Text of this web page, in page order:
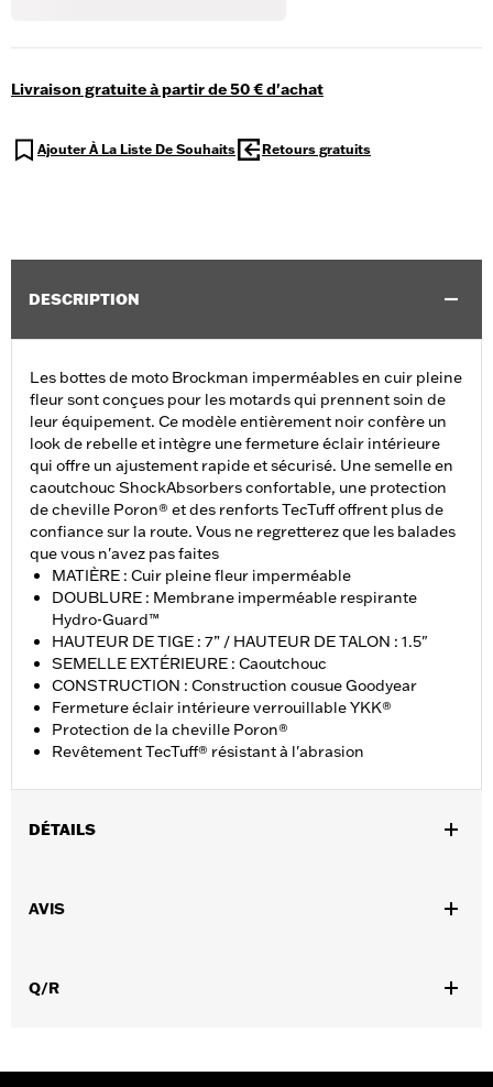
Livraison gratuite à partir de 50 € d'achat
Ajouter À La Liste De Souhaits Retours gratuits
DESCRIPTION
Les bottes de moto Brockman imperméables en cuir pleine
fleur sont conçues pour les motards qui prennent soin de
leur équipement. Ce modèle entièrement noir confère un
look de rebelle et intègre une fermeture éclair intérieure
qui offre un ajustement rapide et sécurisé. Une semelle en
caoutchouc ShockAbsorbers confortable, une protection
de cheville Poron® et des renforts TecTuff offrent plus de
confiance sur la route. Vous ne regretterez que les balades
que vous n'avez pas faites
MATIÈRE : Cuir pleine fleur imperméable
DOUBLURE : Membrane imperméable respirante
Hydro-Guard™
HAUTEUR DE TIGE : 7” / HAUTEUR DE TALON : 1.5"
SEMELLE EXTÉRIEURE : Caoutchouc
CONSTRUCTION : Construction cousue Goodyear
Fermeture éclair intérieure verrouillable YKK®
Protection de la cheville Poron®
Revêtement TecTuff® résistant à l'abrasion
DÉTAILS
Caractéristiques fonctionnelles:
TALON : 1.5"
AVIS
Q/R